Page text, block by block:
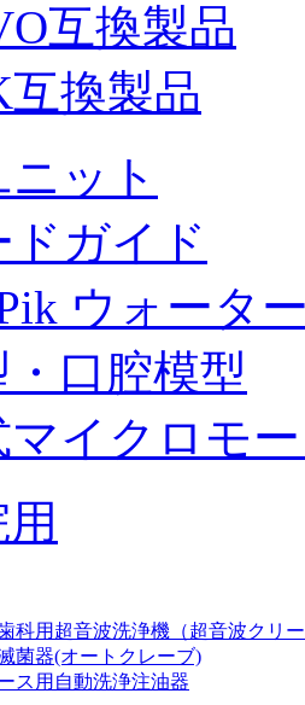
互換製品
互換製品
ット
ドガイド
ウォータ
口腔模型
マイクロモ
科用超音波洗浄機（超音波クリ
菌器(オートクレーブ)
ス用自動洗浄注油器